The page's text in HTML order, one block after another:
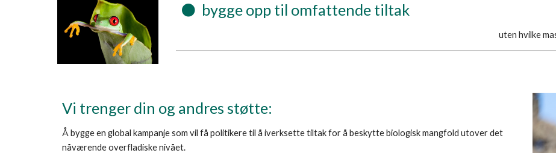
⚫
  bygge opp til omfattende tiltak
uten hvilke
Vi trenger din og andres støtte:
Å bygge en global kampanje som vil få politikere til å iverksette tiltak for å beskytte biologisk mangfold utover det
nåværende overfladiske nivået.